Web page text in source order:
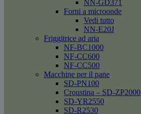
NN-GD371
Forni a microonde
Vedi tutto
NN-E20J
Friggitrice ad aria
NF-BC1000
NF-CC600
NF-CC500
Macchine per il pane
SD-PN100
Croustina – SD-ZP2000
SD-YR2550
SD-R2530